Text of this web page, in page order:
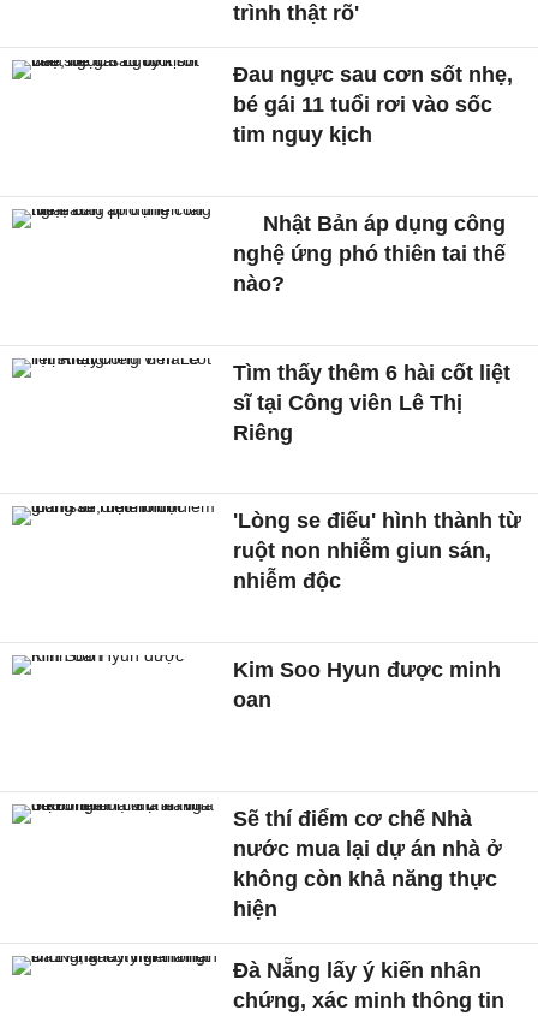
trình thật rõ'
Đau ngực sau cơn sốt nhẹ,
bé gái 11 tuổi rơi vào sốc
tim nguy kịch
Nhật Bản áp dụng công
nghệ ứng phó thiên tai thế
nào?
Tìm thấy thêm 6 hài cốt liệt
sĩ tại Công viên Lê Thị
Riêng
'Lòng se điếu' hình thành từ
ruột non nhiễm giun sán,
nhiễm độc
Kim Soo Hyun được minh
oan
Sẽ thí điểm cơ chế Nhà
nước mua lại dự án nhà ở
không còn khả năng thực
hiện
Đà Nẵng lấy ý kiến nhân
chứng, xác minh thông tin